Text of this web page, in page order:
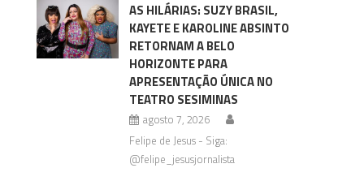
AS HILÁRIAS: SUZY BRASIL,
KAYETE E KAROLINE ABSINTO
RETORNAM A BELO
HORIZONTE PARA
APRESENTAÇÃO ÚNICA NO
TEATRO SESIMINAS
agosto 7, 2026
Felipe de Jesus - Siga:
@felipe_jesusjornalista